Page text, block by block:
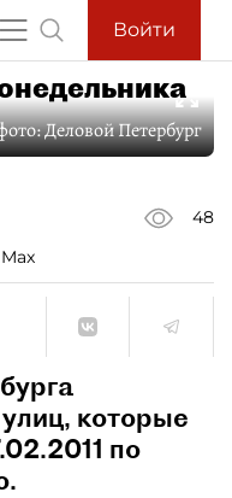
Войти
Деловой Петербург
48
которые
по